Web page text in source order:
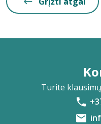
Turite